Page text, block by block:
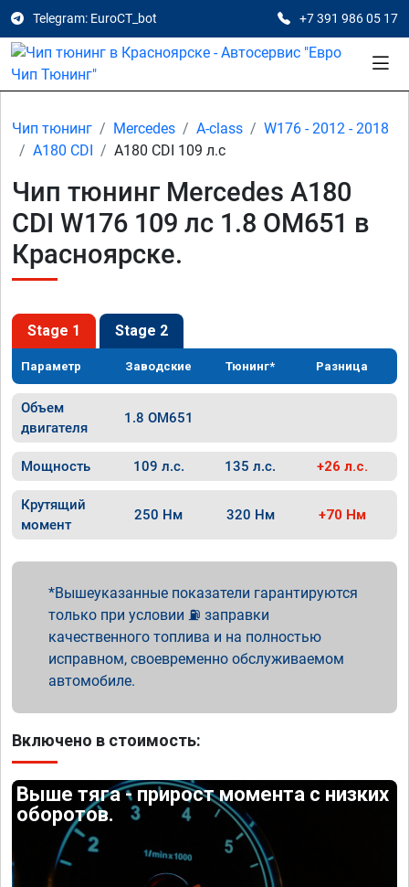
Telegram: EuroCT_bot +7 391 986 05 17
Чип тюнинг Mercedes A-class
W176 - 2012 - 2018
A180 CDI
A180 CDI 109 л.с
Чип тюнинг Mercedes A180
CDI W176 109 лс 1.8 OM651 в
Красноярске.
Stage 1 Stage 2
Параметр Заводские Тюнинг* Разница
Объем
двигателя
1.8 OM651
Мощность 109 л.с. 135 л.с. +26 л.с.
Крутящий
момент
250 Нм 320 Нм +70 Нм
Вышеуказанные показатели гарантируются
только при условии ⛽ заправки
качественного топлива и на полностью
исправном, своевременно обслуживаемом
автомобиле.
Включено в стоимость:
Выше тяга - прирост момента с низких
оборотов.